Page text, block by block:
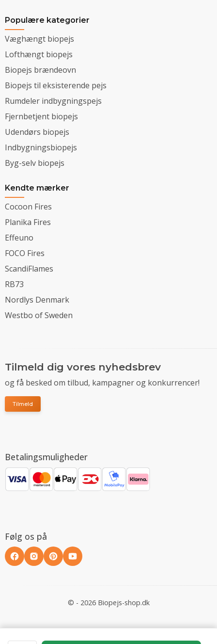
Populære kategorier
Væghængt biopejs
Lofthængt biopejs
Biopejs brændeovn
Biopejs til eksisterende pejs
Rumdeler indbygningspejs
Fjernbetjent biopejs
Udendørs biopejs
Indbygningsbiopejs
Byg-selv biopejs
Kendte mærker
Cocoon Fires
Planika Fires
Effeuno
FOCO Fires
ScandiFlames
RB73
Nordlys Denmark
Westbo of Sweden
Tilmeld dig vores nyhedsbrev
og få besked om tilbud, kampagner og konkurrencer!
Tilmeld
Betalingsmuligheder
Følg os på
© - 2026 Biopejs-shop.dk